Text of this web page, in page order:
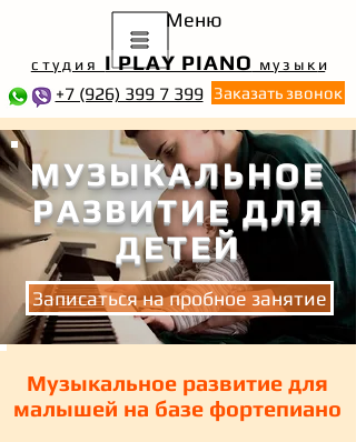
Меню
студия I PLAY PIANO музык и
+7 (926) 399 7 399 Заказать звонок
Музыкальное развитие для
малышей на базе фортепиано
МУЗЫКАЛЬНОЕ
РАЗВИТИЕ ДЛЯ
ДЕТЕЙ
Записаться на пробное занятие